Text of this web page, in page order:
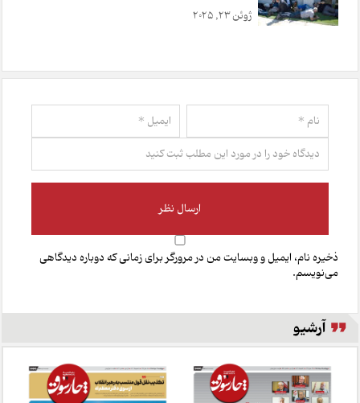
ژوئن 23, 2025
ذخیره نام، ایمیل و وبسایت من در مرورگر برای زمانی که دوباره دیدگاهی
می‌نویسم.
آرشیو